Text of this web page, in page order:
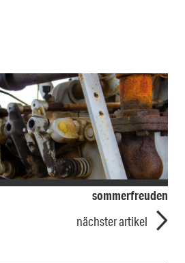
sommerfreuden
nächster artikel